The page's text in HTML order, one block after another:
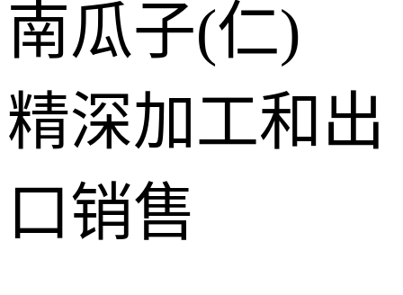
南瓜子(仁)
精深加工和出
口销售